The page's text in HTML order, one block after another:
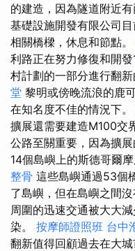
的建造，因為隧道附近
基礎設施開發有限公司
相關橋樑，休息和節點。
利路正在努力修復和開
村計劃的一部分進行翻新
堂 黎明或傍晚流浪的鹿
在知名度不佳的情況下。
擴展還需要建造M100交
公路至關重要，因為擴
14個島嶼上的斯德哥爾
整骨 這些島嶼通過53個
了島嶼，但在島嶼之間
周圍的迅速交通被大大
染。 按摩師證照班 台中
翻新值得回顧過去在大